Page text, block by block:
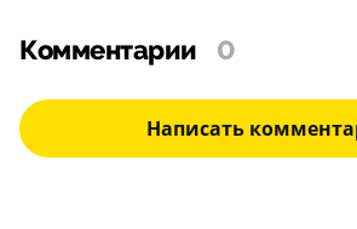
Комментарии 0
Написать